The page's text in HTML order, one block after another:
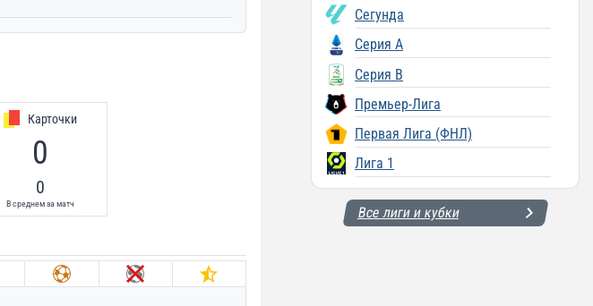
Карточки
0
0
В среднем за матч
Сегунда
Серия A
Серия B
Премьер-Лига
Первая Лига (ФНЛ)
Лига 1
Все лиги и кубки